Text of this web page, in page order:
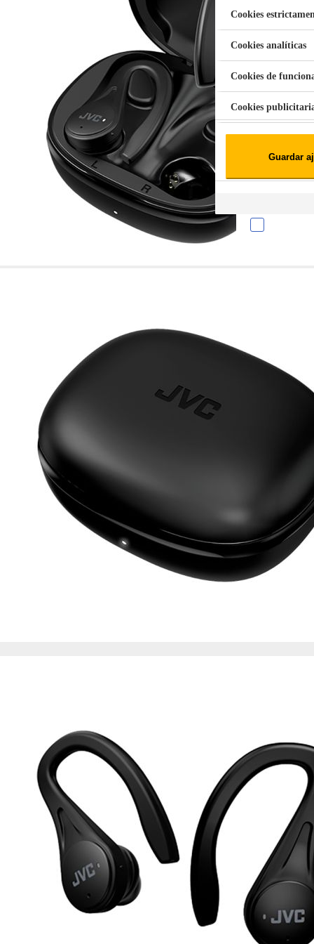
Aspiradora Quitamanchas 450W
Cookies
Cookies analíticas
Cookies de
Cookies
experiencia web
tipos de cookies.
las cookies que se
los servicios que
Cookies
Estas cookies son
cookies
administrar tu
presentación del
existencia de
información de
Información de las
por terceras partes
no funcionarán
Información de las
Cookies
Nuestros partners
crear un perfil de
publicidad estará
Información de las
Guardar